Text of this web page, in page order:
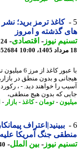
کاغذ ترمز برید؛ نشر
گذشته و امروز
نیوز-اقتصادی-
24
82052684
با عبور کاغذ از مرز 6
و بدون منطق در بازار،
را خواهند دید. - ، رکورد
که بدون هیچ منطقی،
-تومان-کاغذ-بازار -
ببینید|اعتراف پیمانکار
جنگ آمریکا علیه
نیوز-بین الملل-
40